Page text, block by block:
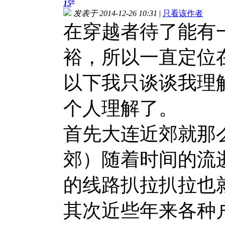
15
发表于 2014-12-26 10:31 | 只看该作者
在穿越者待了能有
裕，所以一直定位
以下我只谈谈我理
个人理解了。
首先大连近郊就那
郊）随着时间的流
的线路扒拉扒拉也
其次近些年来各种